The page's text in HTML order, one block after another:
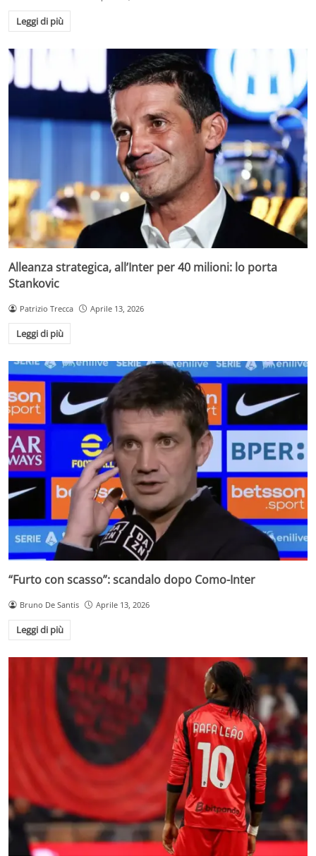
Leggi di più
Alleanza strategica, all’Inter per 40 milioni: lo porta
Stankovic
Patrizio Trecca Aprile 13, 2026
Leggi di più
“Furto con scasso”: scandalo dopo Como-Inter
Bruno De Santis Aprile 13, 2026
Leggi di più